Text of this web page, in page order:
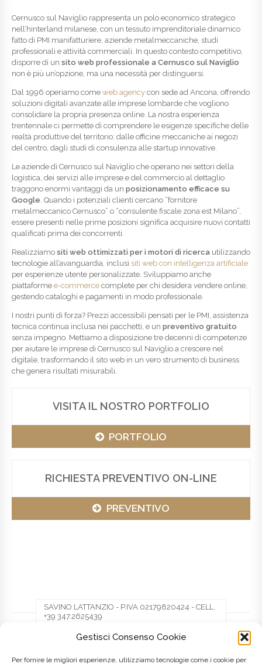
Gestisci Consenso Cookie
Per fornire le migliori esperienze, utilizziamo tecnologie come i cookie per
Cernusco sul Naviglio rappresenta un polo economico strategico
nell’hinterland milanese, con un tessuto imprenditoriale dinamico
fatto di PMI manifatturiere, aziende metalmeccaniche, studi
professionali e attività commerciali. In questo contesto competitivo,
disporre di un sito web professionale a Cernusco sul Naviglio
non è più un’opzione, ma una necessità per distinguersi.
Dal 1996 operiamo come web agency con sede ad Ancona, offrendo
soluzioni digitali avanzate alle imprese lombarde che vogliono
consolidare la propria presenza online. La nostra esperienza
trentennale ci permette di comprendere le esigenze specifiche delle
realtà produttive del territorio: dalle officine meccaniche ai negozi
del centro, dagli studi di consulenza alle startup innovative.
Le aziende di Cernusco sul Naviglio che operano nei settori della
logistica, dei servizi alle imprese e del commercio al dettaglio
traggono enormi vantaggi da un posizionamento efficace su
Google . Quando i potenziali clienti cercano “fornitore
metalmeccanico Cernusco” o “consulente fiscale zona est Milano”,
essere presenti nelle prime posizioni significa acquisire nuovi contatti
qualificati prima dei concorrenti.
Realizziamo siti web ottimizzati per i motori di ricerca utilizzando
tecnologie all’avanguardia, inclusi siti web con intelligenza artificiale
per esperienze utente personalizzate. Sviluppiamo anche
piattaforme e-commerce complete per chi desidera vendere online,
gestendo cataloghi e pagamenti in modo professionale.
I nostri punti di forza? Prezzi accessibili pensati per le PMI, assistenza
tecnica continua inclusa nei pacchetti, e un preventivo gratuito
senza impegno. Mettiamo a disposizione tre decenni di competenze
per aiutare le imprese di Cernusco sul Naviglio a crescere nel
digitale, trasformando il sito web in un vero strumento di business
che genera risultati misurabili.
VISITA IL NOSTRO PORTFOLIO
PORTFOLIO
RICHIESTA PREVENTIVO ON-LINE
PREVENTIVO
SAVINO LATTANZIO - P.IVA 02179820424 - CELL.
+39 347.2625439
Facebook Twitter Pinterest